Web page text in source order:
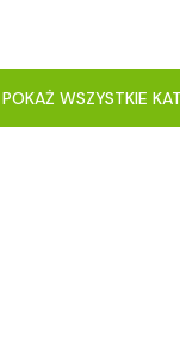
POKAŻ WSZYSTKIE